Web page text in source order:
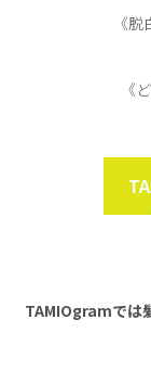
《
《
TAMIOgramでは